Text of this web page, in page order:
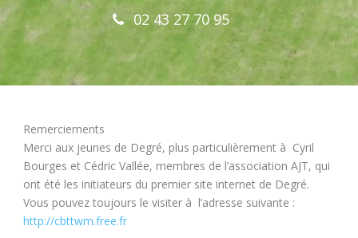
02 43 27 70 95
Remerciements
Merci aux jeunes de Degré, plus particulièrement à Cyril
Bourges et Cédric Vallée, membres de l’association AJT, qui
ont été les initiateurs du premier site internet de Degré.
Vous pouvez toujours le visiter à l’adresse suivante :
http://cbttwm.free.fr